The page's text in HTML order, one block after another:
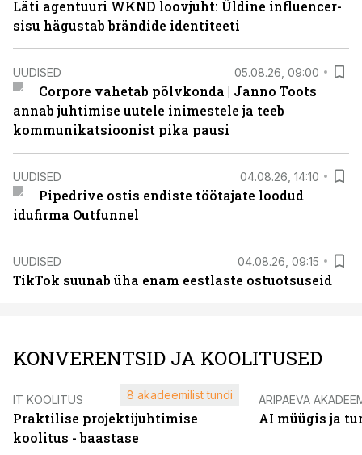
Läti agentuuri WKND loovjuht: Üldine influencer-
sisu hägustab brändide identiteeti
UUDISED 05.08.26, 09:00
Corpore vahetab põlvkonda | Janno Toots
annab juhtimise uutele inimestele ja teeb
kommunikatsioonist pika pausi
UUDISED 04.08.26, 14:10
Pipedrive ostis endiste töötajate loodud
idufirma Outfunnel
UUDISED 04.08.26, 09:15
TikTok suunab üha enam eestlaste ostuotsuseid
KONVERENTSID JA KOOLITUSED
IT KOOLITUS
Praktilise projektijuhtimise
koolitus - baastase
8 akadeemilist tundi ÄRIPÄEVA
AI müügis ja